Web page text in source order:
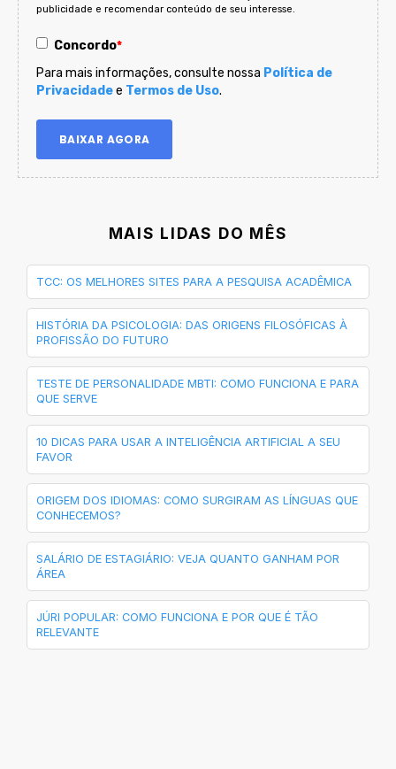
publicidade e recomendar conteúdo de seu interesse.
Concordo*
Para mais informações, consulte nossa Política de
Privacidadee Termos de Uso.
MAIS LIDAS DO MÊS
TCC: OS MELHORES SITES PARA A PESQUISA ACADÊMICA
HISTÓRIA DA PSICOLOGIA: DAS ORIGENS FILOSÓFICAS À
PROFISSÃO DO FUTURO
TESTE DE PERSONALIDADE MBTI: COMO FUNCIONA E PARA
QUE SERVE
10 DICAS PARA USAR A INTELIGÊNCIA ARTIFICIAL A SEU
FAVOR
ORIGEM DOS IDIOMAS: COMO SURGIRAM AS LÍNGUAS QUE
CONHECEMOS?
SALÁRIO DE ESTAGIÁRIO: VEJA QUANTO GANHAM POR
ÁREA
JÚRI POPULAR: COMO FUNCIONA E POR QUE É TÃO
RELEVANTE